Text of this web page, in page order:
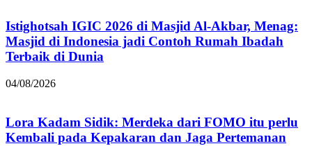
Istighotsah IGIC 2026 di Masjid Al-Akbar, Menag:
Masjid di Indonesia jadi Contoh Rumah Ibadah
Terbaik di Dunia
04/08/2026
Lora Kadam Sidik: Merdeka dari FOMO itu perlu
Kembali pada Kepakaran dan Jaga Pertemanan